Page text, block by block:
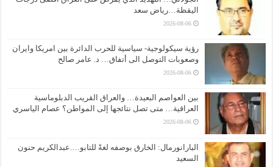
اليقظة…رياض سعد
2026-08-06
رؤية سيكولوجية- سياسية للحرب الدائرة بين امريكا وايران
وصعوبات التوصل الى أتفاق… د. عامر صالح
2026-08-06
بين العواصم البعيدة… والعراق القريب الدبلوماسية
العراقية… متى تصل نتائجها إلى المواطن؟ عصام الياسري
2026-08-06
البارانورمال: الخارق بوصفه لغةً للتابو….عبدالكريم حنون
السعيد